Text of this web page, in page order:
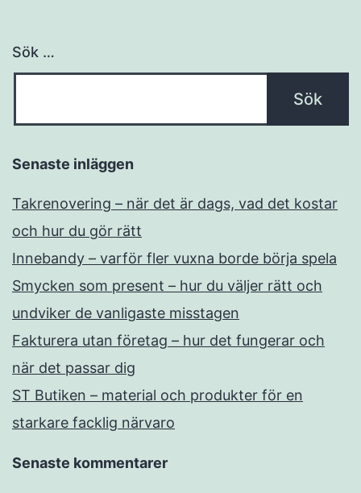
Sök …
Senaste inläggen
Takrenovering – när det är dags, vad det kostar
och hur du gör rätt
Innebandy – varför fler vuxna borde börja spela
Smycken som present – hur du väljer rätt och
undviker de vanligaste misstagen
Fakturera utan företag – hur det fungerar och
när det passar dig
ST Butiken – material och produkter för en
starkare facklig närvaro
Senaste kommentarer